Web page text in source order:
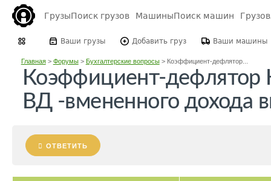
ГрузыПоиск грузов МашиныПоиск машин
Ваши грузы Добавить груз Ваши машины
Главная> Форумы> Бухгалтерские вопросы> Коэффициент-дефлятор...
Коэффициент-дефлятор
ВД -вмененного дохода
ОТВЕТИТЬ